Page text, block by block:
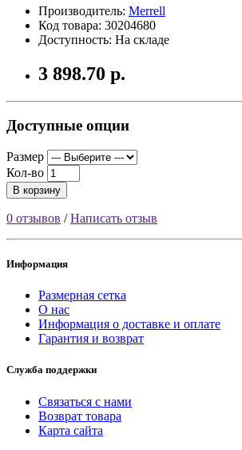
Производитель: Merrell
Код товара: 30204680
Доступность: На складе
3 898.70 р.
Доступные опции
Размер
Кол-во
В корзину
0 отзывов /Написать отзыв
Информация
Размерная сетка
О нас
Информация о доставке и оплате
Гарантия и возврат
Служба поддержки
Связаться с нами
Возврат товара
Карта сайта